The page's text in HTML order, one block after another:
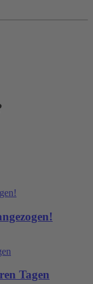
Tagen